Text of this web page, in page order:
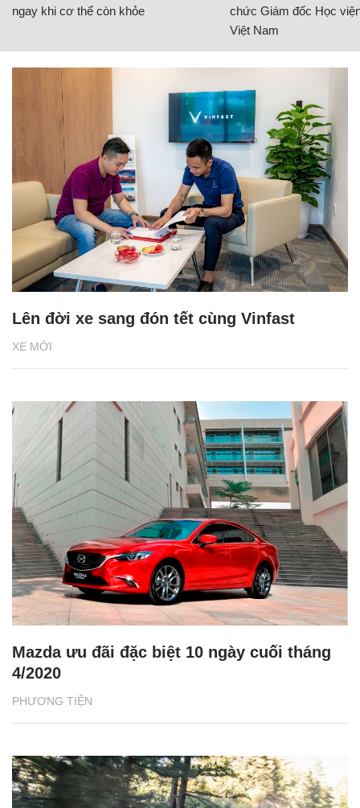
ngay khi cơ thể còn khỏe
chức Giám đốc Học
Việt Nam
XE MỚI
Lên đời xe sang đón tết cùng Vinfast
PHƯƠNG TIỆN
Mazda ưu đãi đặc biệt 10 ngày cuối tháng
4/2020